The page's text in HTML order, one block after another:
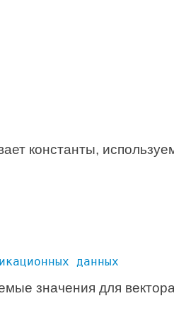
константы,
данных
значения для